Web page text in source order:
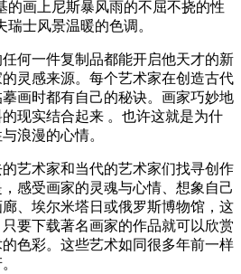
的画上尼斯暴风雨的不屈不挠的性
士风景温暖的色调。
何一件复制品都能开启他天才的新
灵感来源。每个艺术家在创造古代
画时都有自己的秘诀。画家巧妙地
现实结合起来 。也许这就是为什
浪漫的心情。
艺术家和当代的艺术家们找寻创作
感受画家的灵魂与心情、想象自己
、埃尔米塔日或俄罗斯博物馆，这
要下载著名画家的作品就可以欣赏
色彩。这些艺术如同很多年前一样